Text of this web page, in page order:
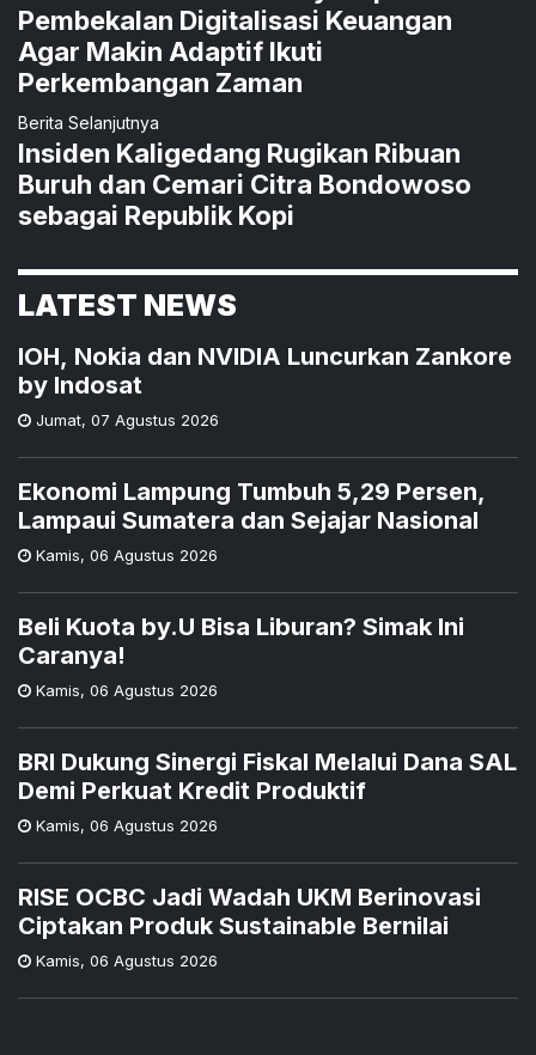
Pembekalan Digitalisasi Keuangan
Agar Makin Adaptif Ikuti
Perkembangan Zaman
Berita Selanjutnya
Insiden Kaligedang Rugikan Ribuan
Buruh dan Cemari Citra Bondowoso
sebagai Republik Kopi
LATEST NEWS
IOH, Nokia dan NVIDIA Luncurkan Zankore
by Indosat
Jumat, 07 Agustus 2026
Ekonomi Lampung Tumbuh 5,29 Persen,
Lampaui Sumatera dan Sejajar Nasional
Kamis, 06 Agustus 2026
Beli Kuota by.U Bisa Liburan? Simak Ini
Caranya!
Kamis, 06 Agustus 2026
BRI Dukung Sinergi Fiskal Melalui Dana SAL
Demi Perkuat Kredit Produktif
Kamis, 06 Agustus 2026
RISE OCBC Jadi Wadah UKM Berinovasi
Ciptakan Produk Sustainable Bernilai
Kamis, 06 Agustus 2026